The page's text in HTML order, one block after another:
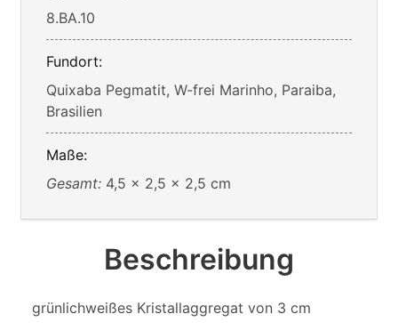
8.BA.10
Fundort:
Quixaba Pegmatit, W-frei Marinho, Paraiba,
Brasilien
Maße:
Gesamt: 4,5 x 2,5 x 2,5 cm
Beschreibung
grünlichweißes Kristallaggregat von 3 cm